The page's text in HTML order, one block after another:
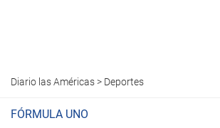
Diario las Américas> Deportes
FÓRMULA UNO